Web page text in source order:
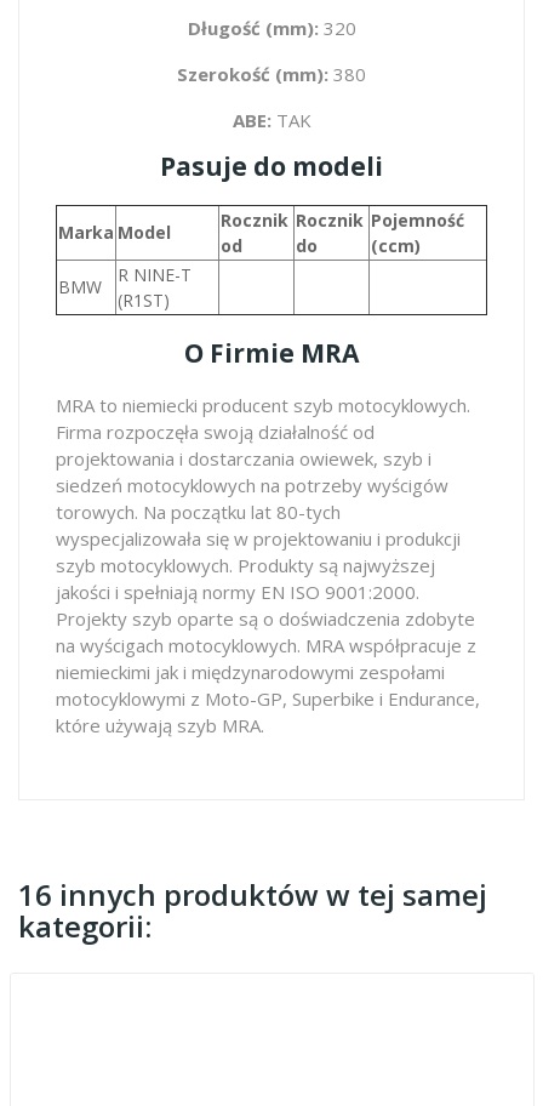
Długość (mm): 320
Szerokość (mm): 380
ABE: TAK
Pasuje do modeli
Marka Model
Rocznik
od
Rocznik
do
Pojemność
(ccm)
BMW
R NINE-T
(R1ST)
O Firmie MRA
MRA to niemiecki producent szyb motocyklowych.
Firma rozpoczęła swoją działalność od
projektowania i dostarczania owiewek, szyb i
siedzeń motocyklowych na potrzeby wyścigów
torowych. Na początku lat 80-tych
wyspecjalizowała się w projektowaniu i produkcji
szyb motocyklowych. Produkty są najwyższej
jakości i spełniają normy EN ISO 9001:2000.
Projekty szyb oparte są o doświadczenia zdobyte
na wyścigach motocyklowych. MRA współpracuje z
niemieckimi jak i międzynarodowymi zespołami
motocyklowymi z Moto-GP, Superbike i Endurance,
które używają szyb MRA.
16 innych produktów w tej samej
kategorii: